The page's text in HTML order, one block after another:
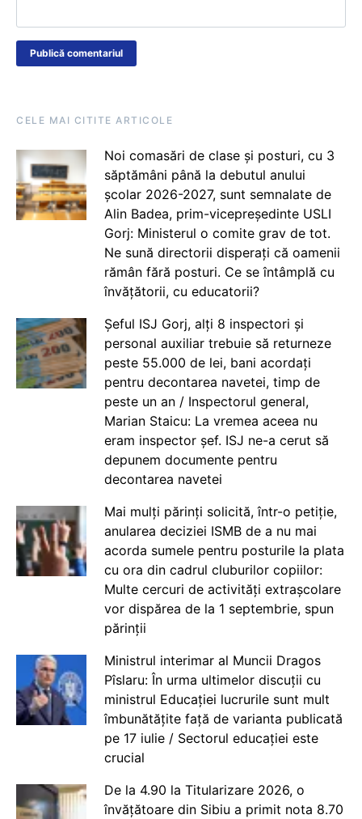
CELE MAI CITITE ARTICOLE
Noi comasări de clase și posturi, cu 3
săptămâni până la debutul anului
școlar 2026-2027, sunt semnalate de
Alin Badea, prim-vicepreședinte USLI
Gorj: Ministerul o comite grav de tot.
Ne sună directorii disperați că oamenii
rămân fără posturi. Ce se întâmplă cu
învățătorii, cu educatorii?
Șeful ISJ Gorj, alți 8 inspectori și
personal auxiliar trebuie să returneze
peste 55.000 de lei, bani acordați
pentru decontarea navetei, timp de
peste un an / Inspectorul general,
Marian Staicu: La vremea aceea nu
eram inspector șef. ISJ ne-a cerut să
depunem documente pentru
decontarea navetei
Mai mulți părinți solicită, într-o petiție,
anularea deciziei ISMB de a nu mai
acorda sumele pentru posturile la plata
cu ora din cadrul cluburilor copiilor:
Multe cercuri de activități extrașcolare
vor dispărea de la 1 septembrie, spun
părinții
Ministrul interimar al Muncii Dragos
Pîslaru: În urma ultimelor discuții cu
ministrul Educației lucrurile sunt mult
îmbunătățite față de varianta publicată
pe 17 iulie / Sectorul educației este
crucial
De la 4.90 la Titularizare 2026, o
învățătoare din Sibiu a primit nota 8.70